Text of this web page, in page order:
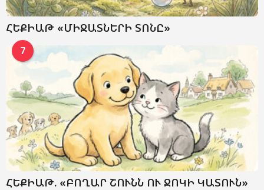
ՀԵՔԻԱԹ «ՄԻՋԱՏՆԵՐԻ ՏՈՆԸ»
7
ՀԵՔԻԱԹ. «ԲՈՂԱՐ ՇՈՒՆՆ ՈՒ ՋՈԿԻ ԿԱՏՈՒՆ»